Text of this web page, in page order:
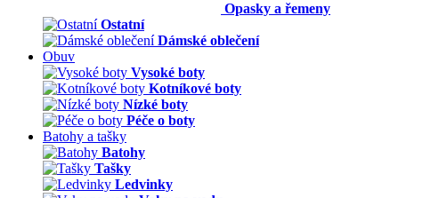
Opasky a řemeny
Ostatní
Dámské oblečení
Obuv
Vysoké boty
Kotníkové boty
Nízké boty
Péče o boty
Batohy a tašky
Batohy
Tašky
Ledvinky